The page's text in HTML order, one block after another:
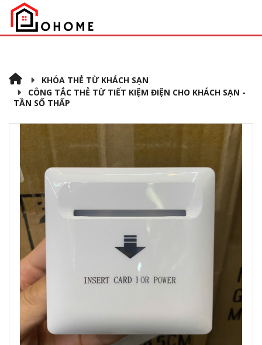
KHÓA THẺ TỪ KHÁCH SẠN
CÔNG TẮC THẺ TỪ TIẾT KIỆM ĐIỆN CHO KHÁCH SẠN -
TẦN SỐ THẤP